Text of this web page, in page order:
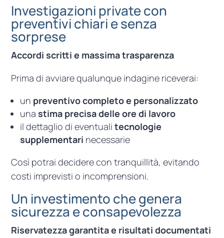
Investigazioni private con
preventivi chiari e senza
sorprese
Accordi scritti e massima trasparenza
Prima di avviare qualunque indagine riceverai:
un preventivo completo e personalizzato
unastima precisa delle ore di lavoro
il dettaglio di eventualitecnologie
supplementari necessarie
Così potrai decidere con tranquillità, evitando
costi imprevisti o incomprensioni.
Un investimento che genera
sicurezza e consapevolezza
Riservatezza garantita e risultati documentati